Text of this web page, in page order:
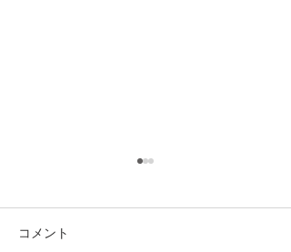
コメント